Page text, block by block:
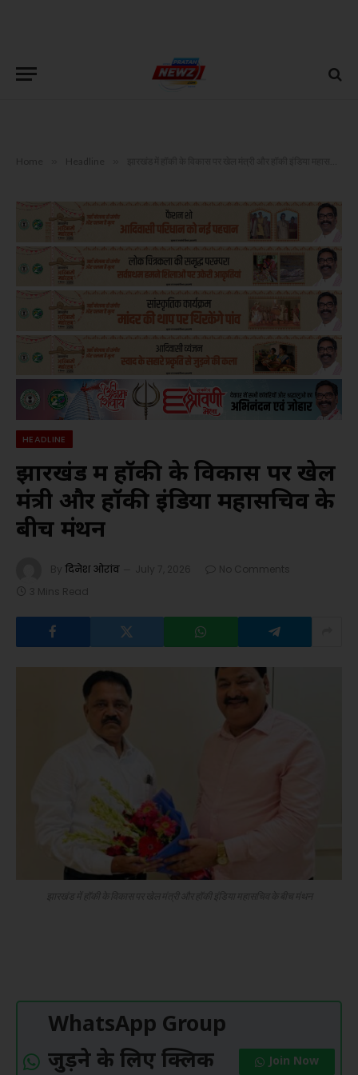
Home Headline
HEADLINE
झारखंड में हॉकी के विकास पर खेल
मंत्री और हॉकी इंडिया महासचिव के
बीच मंथन
By दिनेश ओरांव July 7, 2026
No Comments
3 Mins Read
झारखंड में हॉकी के विकास पर खेल मंत्री और हॉकी इंडिया महासचिव के बीच मंथन
WhatsApp Group
जुड़ने के लिए क्लिक
Join Now